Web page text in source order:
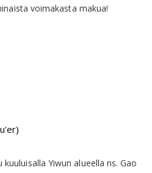
voimakasta makua!
Yiwun alueella ns. Gao